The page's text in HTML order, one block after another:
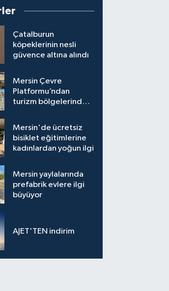
Çatalburun
köpeklerinin nesli
güvence altına alındı
Mersin Çevre
Platformu’ndan
turizm bölgelerinde
Mersin'de ücretsiz
bisiklet eğitimlerine
kadınlardan yoğun ilgi
Mersin yaylalarında
prefabrik evlere ilgi
büyüyor
AJET'TEN indirim